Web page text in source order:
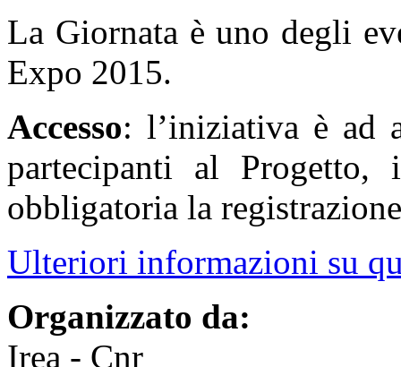
La Giornata è uno degli
Expo 2015.
Accesso: l’iniziativa è ad
partecipanti al
obbligatoria la
Ulteriori informazioni su
Organizzato da:
Irea - Cnr